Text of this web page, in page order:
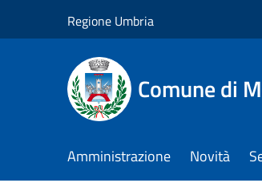
Regione Umbria
Comune di
Amministrazione Novità